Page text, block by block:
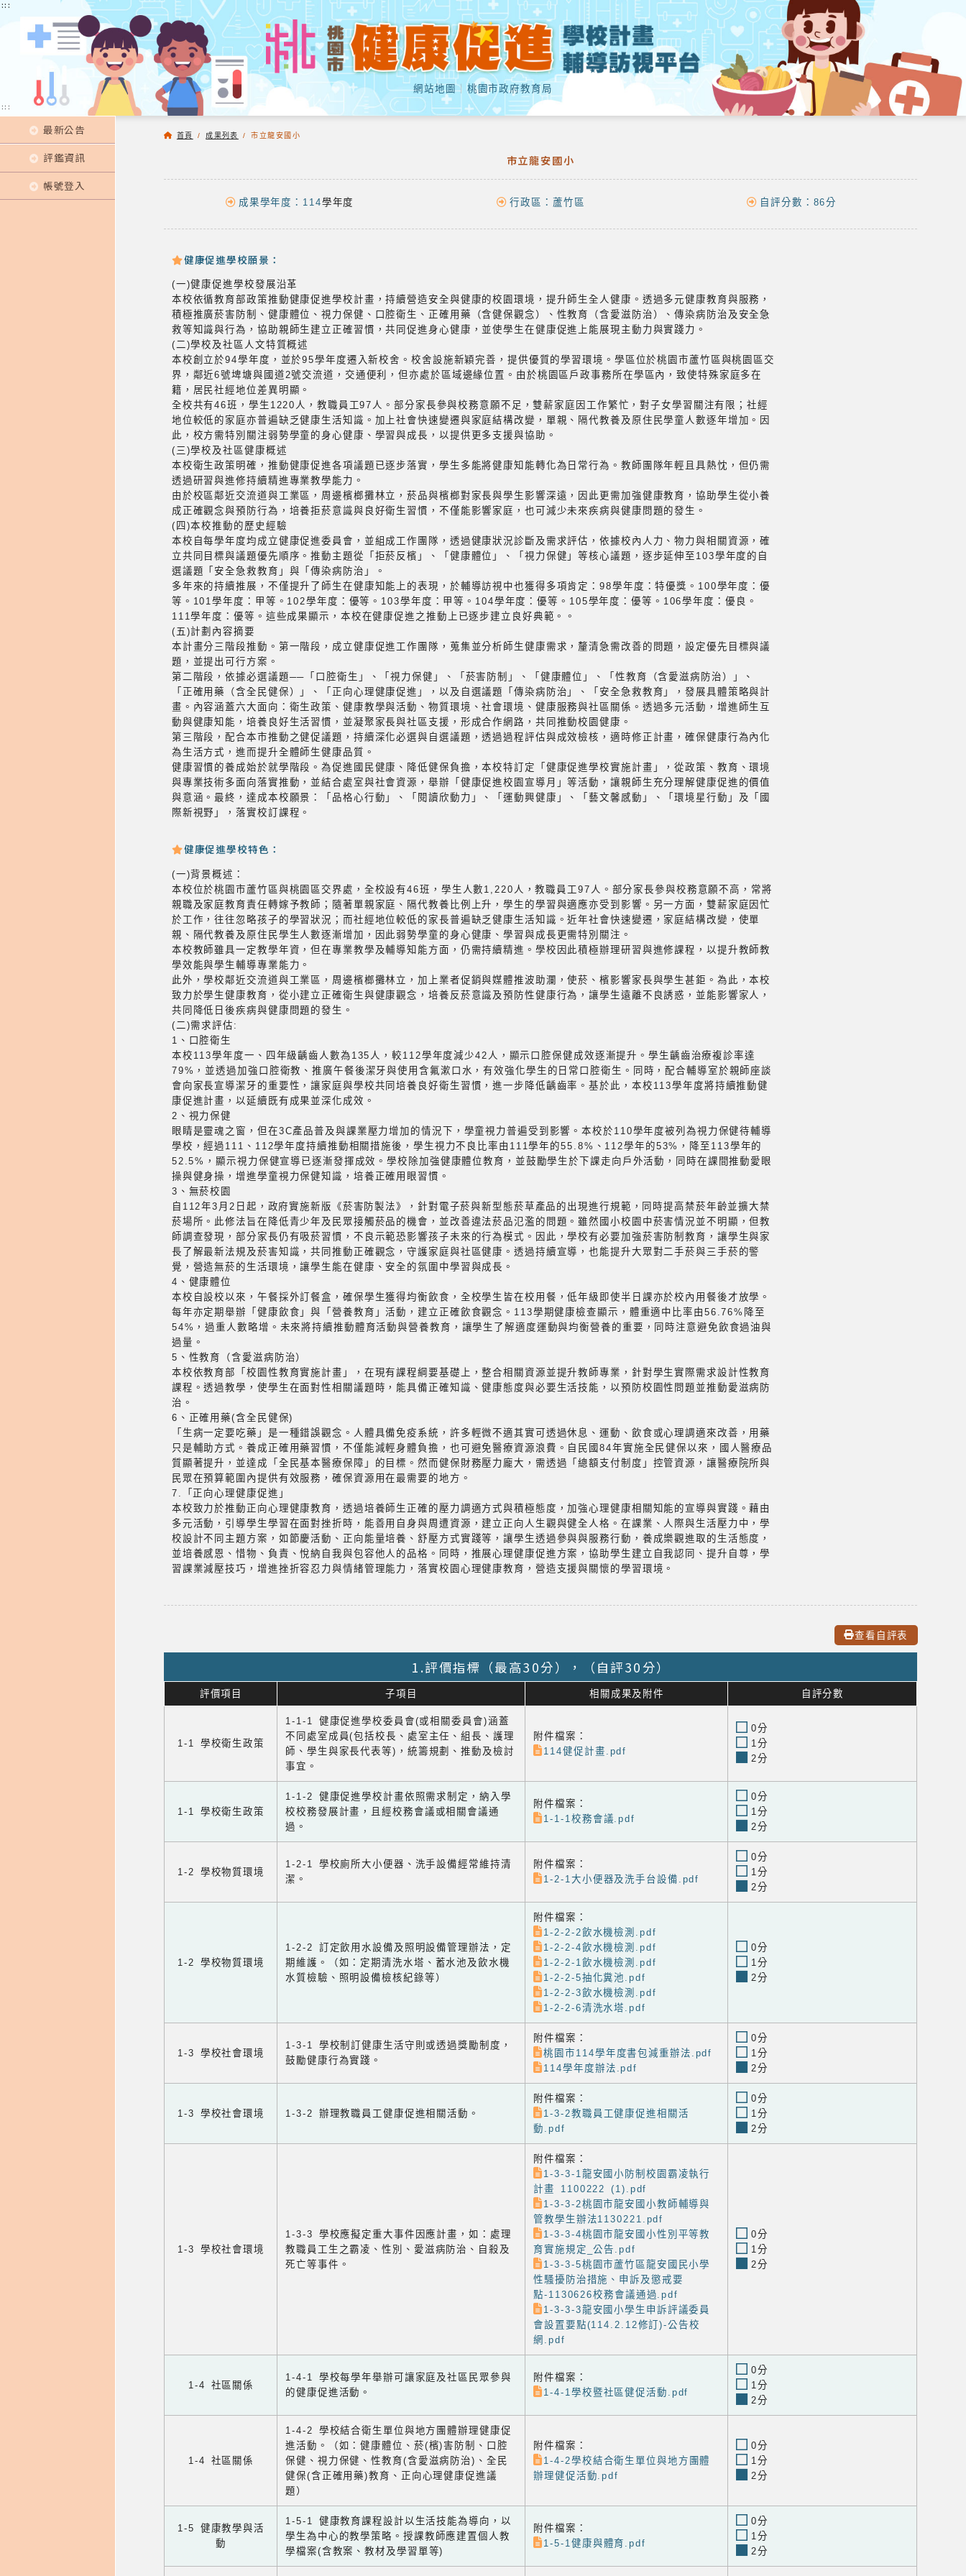
:::
網站地圖｜ 桃園市政府教育局
:::
最新公告
評鑑資訊
帳號登入
首頁 /成果列表 / 市立龍安國小
市立龍安國小
成果學年度：114學年度 行政區： 蘆竹區 自評分數： 86分
健康促進學校願景：
(一)健康促進學校發展沿革
本校依循教育部政策推動健康促進學校計畫，持續營造安全與健康的校園環境，提升師生全人健康。透過多元健康教育與服務，
積極推廣菸害防制、健康體位、視力保健、口腔衛生、正確用藥（含健保觀念）、性教育（含愛滋防治）、傳染病防治及安全急
救等知識與行為，協助親師生建立正確習慣，共同促進身心健康，並使學生在健康促進上能展現主動力與實踐力。
(二)學校及社區人文特質概述
本校創立於94學年度，並於95學年度遷入新校舍。校舍設施新穎完善，提供優質的學習環境。學區位於桃園市蘆竹區與桃園區交
界，鄰近6號埤塘與國道2號交流道，交通便利，但亦處於區域邊緣位置。由於桃園區戶政事務所在學區內，致使特殊家庭多在
籍，居民社經地位差異明顯。
全校共有46班，學生1220人，教職員工97人。部分家長參與校務意願不足，雙薪家庭因工作繁忙，對子女學習關注有限；社經
地位較低的家庭亦普遍缺乏健康生活知識。加上社會快速變遷與家庭結構改變，單親、隔代教養及原住民學童人數逐年增加。因
此，校方需特別關注弱勢學童的身心健康、學習與成長，以提供更多支援與協助。
(三)學校及社區健康概述
本校衛生政策明確，推動健康促進各項議題已逐步落實，學生多能將健康知能轉化為日常行為。教師團隊年輕且具熱忱，但仍需
透過研習與進修持續精進專業教學能力。
由於校區鄰近交流道與工業區，周邊檳榔攤林立，菸品與檳榔對家長與學生影響深遠，因此更需加強健康教育，協助學生從小養
成正確觀念與預防行為，培養拒菸意識與良好衛生習慣，不僅能影響家庭，也可減少未來疾病與健康問題的發生。
(四)本校推動的歷史經驗
本校自每學年度均成立健康促進委員會，並組成工作團隊，透過健康狀況診斷及需求評估，依據校內人力、物力與相關資源，確
立共同目標與議題優先順序。推動主題從「拒菸反檳」、「健康體位」、「視力保健」等核心議題，逐步延伸至103學年度的自
選議題「安全急救教育」與「傳染病防治」。
多年來的持續推展，不僅提升了師生在健康知能上的表現，於輔導訪視中也獲得多項肯定：98學年度：特優獎。100學年度：優
等。101學年度：甲等。102學年度：優等。103學年度：甲等。104學年度：優等。105學年度：優等。106學年度：優良。
111學年度：優等。這些成果顯示，本校在健康促進之推動上已逐步建立良好典範。。
(五)計劃內容摘要
本計畫分三階段推動。第一階段，成立健康促進工作團隊，蒐集並分析師生健康需求，釐清急需改善的問題，設定優先目標與議
題，並提出可行方案。
第二階段，依據必選議題──「口腔衛生」、「視力保健」、「菸害防制」、「健康體位」、「性教育（含愛滋病防治）」、
「正確用藥（含全民健保）」、「正向心理健康促進」，以及自選議題「傳染病防治」、「安全急救教育」，發展具體策略與計
畫。內容涵蓋六大面向：衛生政策、健康教學與活動、物質環境、社會環境、健康服務與社區關係。透過多元活動，增進師生互
動與健康知能，培養良好生活習慣，並凝聚家長與社區支援，形成合作網路，共同推動校園健康。
第三階段，配合本市推動之健促議題，持續深化必選與自選議題，透過過程評估與成效檢核，適時修正計畫，確保健康行為內化
為生活方式，進而提升全體師生健康品質。
健康習慣的養成始於就學階段。為促進國民健康、降低健保負擔，本校特訂定「健康促進學校實施計畫」，從政策、教育、環境
與專業技術多面向落實推動，並結合處室與社會資源，舉辦「健康促進校園宣導月」等活動，讓親師生充分理解健康促進的價值
與意涵。最終，達成本校願景：「品格心行動」、「閱讀欣動力」、「運動興健康」、「藝文馨感動」、「環境星行動」及「國
際新視野」，落實校訂課程。
健康促進學校特色：
(一)背景概述：
本校位於桃園市蘆竹區與桃園區交界處，全校設有46班，學生人數1,220人，教職員工97人。部分家長參與校務意願不高，常將
親職及家庭教育責任轉嫁予教師；隨著單親家庭、隔代教養比例上升，學生的學習與適應亦受到影響。另一方面，雙薪家庭因忙
於工作，往往忽略孩子的學習狀況；而社經地位較低的家長普遍缺乏健康生活知識。近年社會快速變遷，家庭結構改變，使單
親、隔代教養及原住民學生人數逐漸增加，因此弱勢學童的身心健康、學習與成長更需特別關注。
本校教師雖具一定教學年資，但在專業教學及輔導知能方面，仍需持續精進。學校因此積極辦理研習與進修課程，以提升教師教
學效能與學生輔導專業能力。
此外，學校鄰近交流道與工業區，周邊檳榔攤林立，加上業者促銷與媒體推波助瀾，使菸、檳影響家長與學生甚鉅。為此，本校
致力於學生健康教育，從小建立正確衛生與健康觀念，培養反菸意識及預防性健康行為，讓學生遠離不良誘惑，並能影響家人，
共同降低日後疾病與健康問題的發生。
(二)需求評估:
1、口腔衛生
本校113學年度一、四年級齲齒人數為135人，較112學年度減少42人，顯示口腔保健成效逐漸提升。學生齲齒治療複診率達
79%，並透過加強口腔衛教、推廣午餐後潔牙與使用含氟漱口水，有效強化學生的日常口腔衛生。同時，配合輔導室於親師座談
會向家長宣導潔牙的重要性，讓家庭與學校共同培養良好衛生習慣，進一步降低齲齒率。基於此，本校113學年度將持續推動健
康促進計畫，以延續既有成果並深化成效。
2、視力保健
眼睛是靈魂之窗，但在3C產品普及與課業壓力增加的情況下，學童視力普遍受到影響。本校於110學年度被列為視力保健待輔導
學校，經過111、112學年度持續推動相關措施後，學生視力不良比率由111學年的55.8%、112學年的53%，降至113學年的
52.5%，顯示視力保健宣導已逐漸發揮成效。學校除加強健康體位教育，並鼓勵學生於下課走向戶外活動，同時在課間推動愛眼
操與健身操，增進學童視力保健知識，培養正確用眼習慣。
3、無菸校園
自112年3月2日起，政府實施新版《菸害防製法》，針對電子菸與新型態菸草產品的出現進行規範，同時提高禁菸年齡並擴大禁
菸場所。此修法旨在降低青少年及民眾接觸菸品的機會，並改善違法菸品氾濫的問題。雖然國小校園中菸害情況並不明顯，但教
師調查發現，部分家長仍有吸菸習慣，不良示範恐影響孩子未來的行為模式。因此，學校有必要加強菸害防制教育，讓學生與家
長了解最新法規及菸害知識，共同推動正確觀念，守護家庭與社區健康。透過持續宣導，也能提升大眾對二手菸與三手菸的警
覺，營造無菸的生活環境，讓學生能在健康、安全的氛圍中學習與成長。
4、健康體位
本校自設校以來，午餐採外訂餐盒，確保學生獲得均衡飲食，全校學生皆在校用餐，低年級即使半日課亦於校內用餐後才放學。
每年亦定期舉辦「健康飲食」與「營養教育」活動，建立正確飲食觀念。113學期健康檢查顯示，體重適中比率由56.76%降至
54%，過重人數略增。未來將持續推動體育活動與營養教育，讓學生了解適度運動與均衡營養的重要，同時注意避免飲食過油與
過量。
5、性教育（含愛滋病防治）
本校依教育部「校園性教育實施計畫」，在現有課程綱要基礎上，整合相關資源並提升教師專業，針對學生實際需求設計性教育
課程。透過教學，使學生在面對性相關議題時，能具備正確知識、健康態度與必要生活技能，以預防校園性問題並推動愛滋病防
治。
6、正確用藥(含全民健保)
「生病一定要吃藥」是一種錯誤觀念。人體具備免疫系統，許多輕微不適其實可透過休息、運動、飲食或心理調適來改善，用藥
只是輔助方式。養成正確用藥習慣，不僅能減輕身體負擔，也可避免醫療資源浪費。自民國84年實施全民健保以來，國人醫療品
質顯著提升，並達成「全民基本醫療保障」的目標。然而健保財務壓力龐大，需透過「總額支付制度」控管資源，讓醫療院所與
民眾在預算範圍內提供有效服務，確保資源用在最需要的地方。
7.「正向心理健康促進」
本校致力於推動正向心理健康教育，透過培養師生正確的壓力調適方式與積極態度，加強心理健康相關知能的宣導與實踐。藉由
多元活動，引導學生學習在面對挫折時，能善用自身與周遭資源，建立正向人生觀與健全人格。在課業、人際與生活壓力中，學
校設計不同主題方案，如節慶活動、正向能量培養、舒壓方式實踐等，讓學生透過參與與服務行動，養成樂觀進取的生活態度，
並培養感恩、惜物、負責、悅納自我與包容他人的品格。同時，推展心理健康促進方案，協助學生建立自我認同、提升自尊，學
習課業減壓技巧，增進挫折容忍力與情緒管理能力，落實校園心理健康教育，營造支援與關懷的學習環境。
查看自評表
1.評價指標（最高30分），（自評30分）
評價項目 子項目 相關成果及附件 自評分數
1-1 學校衛生政策
1-1-1 健康促進學校委員會(或相關委員會)涵蓋
不同處室成員(包括校長、處室主任、組長、護理
師、學生與家長代表等)，統籌規劃、推動及檢討
事宜。
附件檔案：
114健促計畫.pdf
0分
1分
2分
1-1 學校衛生政策
1-1-2 健康促進學校計畫依照需求制定，納入學
校校務發展計畫，且經校務會議或相關會議通
過。
附件檔案：
1-1-1校務會議.pdf
0分
1分
2分
1-2 學校物質環境
1-2-1 學校廁所大小便器、洗手設備經常維持清
潔。
附件檔案：
1-2-1大小便器及洗手台設備.pdf
0分
1分
2分
1-2 學校物質環境
1-2-2 訂定飲用水設備及照明設備管理辦法，定
期維護。（如：定期清洗水塔、蓄水池及飲水機
水質檢驗、照明設備檢核紀錄等）
附件檔案：
1-2-2-2飲水機檢測.pdf
1-2-2-4飲水機檢測.pdf
1-2-2-1飲水機檢測.pdf
1-2-2-5抽化糞池.pdf
1-2-2-3飲水機檢測.pdf
1-2-2-6清洗水塔.pdf
0分
1分
2分
1-3 學校社會環境
1-3-1 學校制訂健康生活守則或透過獎勵制度，
鼓勵健康行為實踐。
附件檔案：
桃園市114學年度書包減重辦法.pdf
114學年度辦法.pdf
0分
1分
2分
1-3 學校社會環境 1-3-2 辦理教職員工健康促進相關活動。
附件檔案：
1-3-2教職員工健康促進相關活
動.pdf
0分
1分
2分
1-3 學校社會環境
1-3-3 學校應擬定重大事件因應計畫，如：處理
教職員工生之霸凌、性別、愛滋病防治、自殺及
死亡等事件。
附件檔案：
1-3-3-1龍安國小防制校園霸凌執行
計畫 1100222 (1).pdf
1-3-3-2桃園市龍安國小教師輔導與
管教學生辦法1130221.pdf
1-3-3-4桃園市龍安國小性別平等教
育實施規定_公告.pdf
1-3-3-5桃園市蘆竹區龍安國民小學
性騷擾防治措施、申訴及懲戒要
點-1130626校務會議通過.pdf
1-3-3-3龍安國小學生申訴評議委員
會設置要點(114.2.12修訂)-公告校
網.pdf
0分
1分
2分
1-4 社區關係
1-4-1 學校每學年舉辦可讓家庭及社區民眾參與
的健康促進活動。
附件檔案：
1-4-1學校暨社區健促活動.pdf
0分
1分
2分
1-4 社區關係
1-4-2 學校結合衛生單位與地方團體辦理健康促
進活動。（如：健康體位、菸(檳)害防制、口腔
保健、視力保健、性教育(含愛滋病防治)、全民
健保(含正確用藥)教育、正向心理健康促進議
題）
附件檔案：
1-4-2學校結合衛生單位與地方團體
辦理健促活動.pdf
0分
1分
2分
1-5 健康教學與活
動
1-5-1 健康教育課程設計以生活技能為導向，以
學生為中心的教學策略。授課教師應建置個人教
學檔案(含教案、教材及學習單等)
附件檔案：
1-5-1健康與體育.pdf
0分
1分
2分
:::